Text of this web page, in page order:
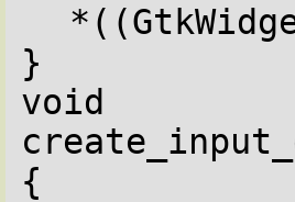
}
void
{